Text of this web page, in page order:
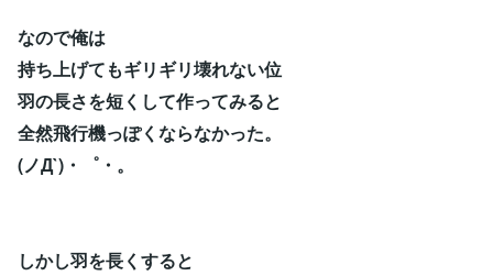
なので俺は
持ち上げてもギリギリ壊れない位
羽の長さを短くして作ってみると
全然飛行機っぽくならなかった。
(ノД`)・゜・。
しかし羽を長くすると